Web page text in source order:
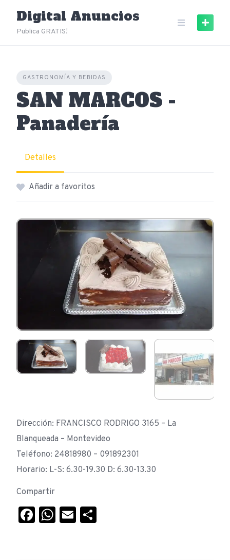
content
Digital Anuncios
Publica GRATIS!
GASTRONOMÍA Y BEBIDAS
SAN MARCOS -
Panadería
Detalles
Añadir a favoritos
Dirección: FRANCISCO RODRIGO 3165 – La
Blanqueada – Montevideo
Teléfono: 24818980 – 091892301
Horario: L-S: 6.30-19.30 D: 6.30-13.30
Compartir
Facebook
WhatsApp
Email